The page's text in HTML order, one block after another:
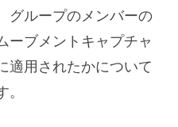
グループのメンバーの
ーブメントキャプチャ
適用されたかについて